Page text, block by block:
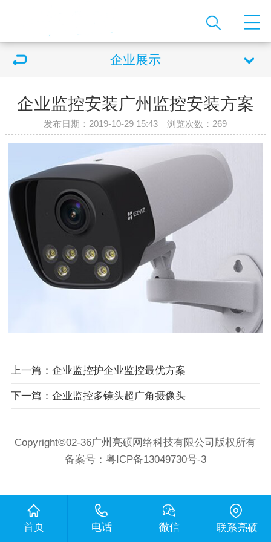
企业展示
企业监控安装广州监控安装方案
发布日期：2019-10-29 15:43 浏览次数： 269
上一篇：企业监控护企业监控最优方案
下一篇：企业监控多镜头超广角摄像头
Copyright©02-36广州亮硕网络科技有限公司版权所有
备案号： 粤ICP备13049730号-3
首页 电话 微信 联系亮硕